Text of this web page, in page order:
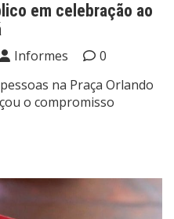
em celebração ao
Informes
0
na Praça Orlando
o compromisso